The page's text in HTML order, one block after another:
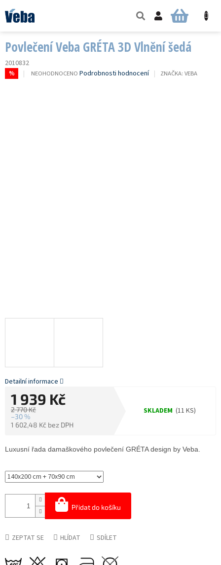
na
obsah
NÁKUPNÍ
Povlečení Veba GRÉTA 3D Vlnění šedá
2010832
%
PRŮMĚRNÉ
NEOHODNOCENO Podrobnosti hodnocení ZNAČKA: VEBA
2 770 Kč
–30 %
1 939 Kč
1 602,48 Kč bez DPH
SKLADEM (11 KS)
Přidat do košíku
Luxusní řada damaškového povlečení GRÉTA design by Veba.
Detailní informace
ZEPTAT SE HLÍDAT SDÍLET